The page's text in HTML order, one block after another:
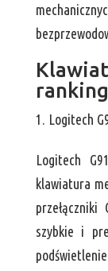
ranking
Logitech
Logitech
klawiatura
szybkie i